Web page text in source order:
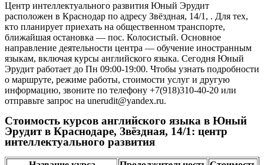
Центр интеллектуального развития Юный Эрудит
расположен в Краснодар по адресу Звёздная, 14/1, . Для тех,
кто планирует приехать на общественном транспорте,
ближайшая остановка — пос. Колосистый. Основное
направление деятельности центра — обучение иностранным
языкам, включая курсы английского языка. Сегодня Юный
Эрудит работает до Пн 09:00-19:00. Чтобы узнать подробности
о маршруте, режиме работы, стоимости услуг и другую
информацию, звоните по телефону +7(918)310-40-20 или
отправьте запрос на unerudit@yandex.ru.
Стоимость курсов английского языка в Юный
Эрудит в Краснодаре, Звёздная, 14/1: центр
интеллектуального развития